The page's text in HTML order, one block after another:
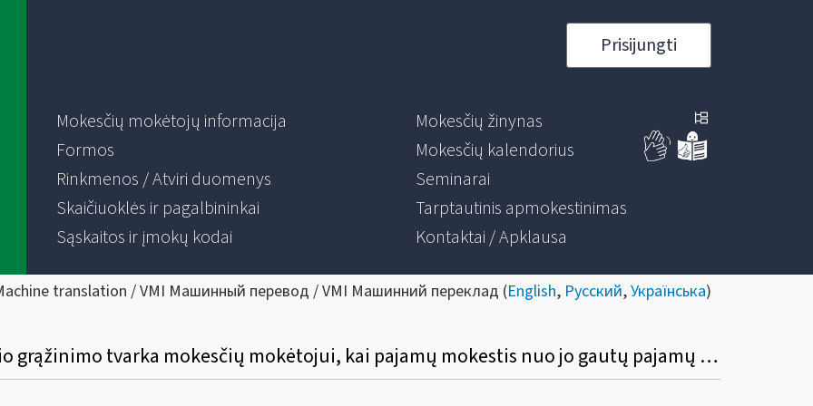
Prisijungti
Mokesčių mokėtojų informacija
Formos
Rinkmenos / Atviri duomenys
Skaičiuoklės ir pagalbininkai
Sąskaitos ir įmokų kodai
Mokesčių žinynas
Mokesčių kalendorius
Seminarai
Tarptautinis apmokestinimas
Kontaktai / Apklausa
translation / VMI Машинный перевод / VMI Машинний переклад (English, Русский,Українська)
Kokia yra permokėto pajamų mokesčio grąžinimo tvarka mokesčių mokėtojui, kai pajamų mokestis nuo jo gautų pajamų sumokamas kito asmens lėšomis?